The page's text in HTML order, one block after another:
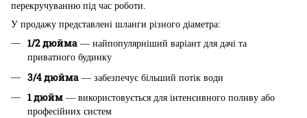
перекручуванню під час роботи.
У продажу представлені шланги різного діаметра:
1/2 дюйма — найпопулярніший варіант для дачі та
приватного будинку
3/4 дюйма — забезпечує більший потік води
1 дюйм — використовується для інтенсивного поливу або
професійних систем